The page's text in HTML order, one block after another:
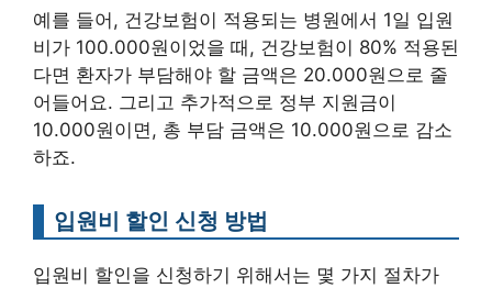
예를 들어, 건강보험이 적용되는 병원에서 1일 입원
비가 100.000원이었을 때, 건강보험이 80% 적용된
다면 환자가 부담해야 할 금액은 20.000원으로 줄
어들어요. 그리고 추가적으로 정부 지원금이
10.000원이면, 총 부담 금액은 10.000원으로 감소
하죠.
입원비 할인 신청 방법
입원비 할인을 신청하기 위해서는 몇 가지 절차가